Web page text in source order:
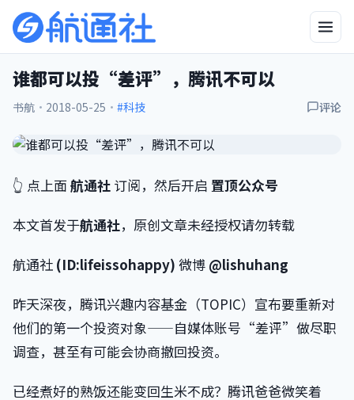
谁都可以投“差评”，腾讯不可以
书航 · 2018-05-25 · #科技 评论
👆 点上面 航通社 订阅，然后开启 置顶公众号
本文首发于航通社，原创文章未经授权请勿转载
航通社 (ID:lifeissohappy) 微博 @lishuhang
昨天深夜，腾讯兴趣内容基金（TOPIC）宣布要重新对
他们的第一个投资对象——自媒体账号“差评”做尽职
调查，甚至有可能会协商撤回投资。
已经煮好的熟饭还能变回生米不成？腾讯爸爸微笑着